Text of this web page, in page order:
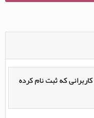
که ثبت نام کرده